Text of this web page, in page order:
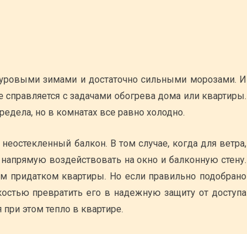
зимами и достаточно сильными морозами. И
с задачами обогрева дома или квартиры.
но в комнатах все равно холодно.
балкон. В том случае, когда для ветра,
воздействовать на окно и балконную стену.
придатком квартиры. Но если правильно подобрано
превратить его в надежную защиту от доступа
этом тепло в квартире.